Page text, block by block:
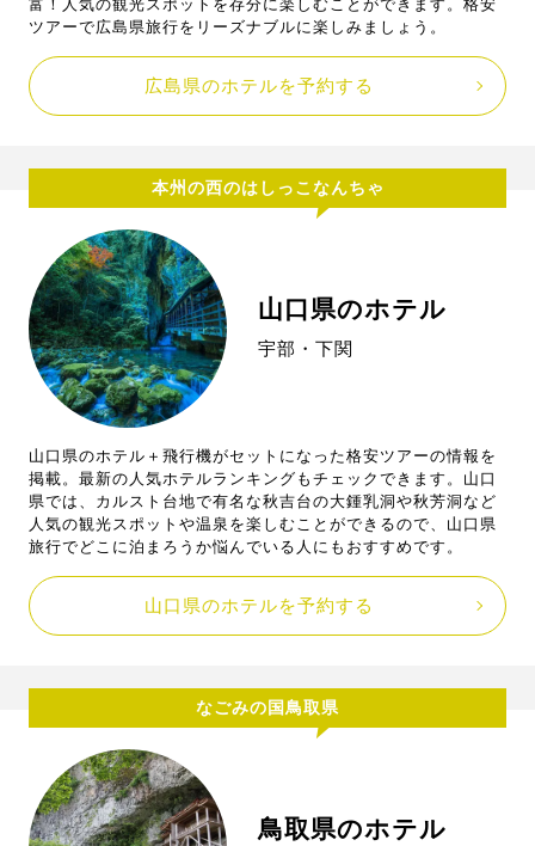
富！人気の観光スポットを存分に楽しむことができます。格安
ツアーで広島県旅行をリーズナブルに楽しみましょう。
広島県のホテルを予約する
本州の西のはしっこなんちゃ
山口県のホテル
宇部・下関
山口県のホテル＋飛行機がセットになった格安ツアーの情報を
掲載。最新の人気ホテルランキングもチェックできます。山口
県では、カルスト台地で有名な秋吉台の大鍾乳洞や秋芳洞など
人気の観光スポットや温泉を楽しむことができるので、山口県
旅行でどこに泊まろうか悩んでいる人にもおすすめです。
山口県のホテルを予約する
なごみの国鳥取県
鳥取県のホテル